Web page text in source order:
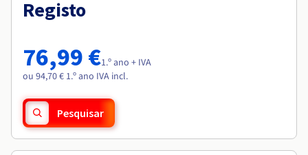
Preços
Roadmap & Changelog
Observabilidade
Roadmap & Changelog
Roadmap & Changelog
Roadmap & Changelog
Roadmap & Changelog
Registo
76,99 €1.º ano + IVA
ou 94,70 € 1.º ano IVA incl.
Pesquisar